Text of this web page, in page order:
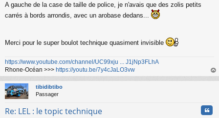
n
l
A gauche de la case de taille de police, je n'avais que des zolis petits
carrés à bords arrondis, avec un arobase dedans...
Merci pour le super boulot technique quasiment invisible
https://www.youtube.com/channel/UC99xju ... J1jNp3FLhA
Rhone-Océan >>> https://youtu.be/7y4cJaLO3vw
au
tibidibtibo
Passager
Re: LEL : le topic technique